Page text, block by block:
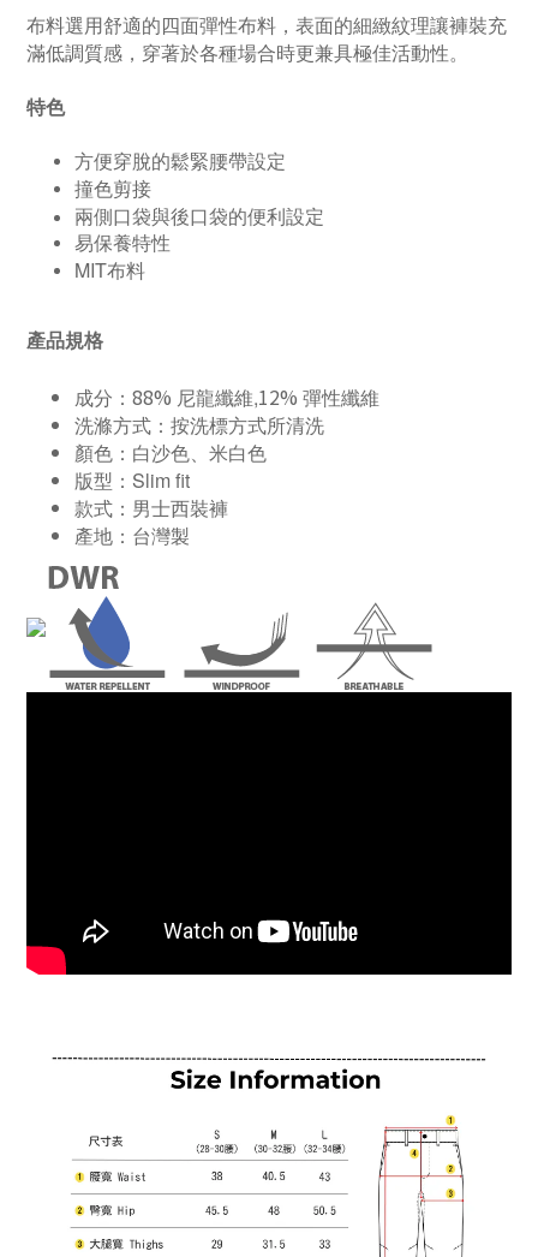
布料選用舒適的四面彈性布料，表面的細緻紋理讓褲裝充
滿低調質感，穿著於各種場合時更兼具極佳活動性。
特色
方便穿脫的鬆緊腰帶設定
撞色剪接
兩側口袋與後口袋的便利設定
易保養特性
MIT布料
產品規格
成分： 88% 尼龍纖維,12% 彈性纖維
洗滌方式：按洗標方式所清洗
顏色：白沙色、米白色
版型：Slim fit
款式：男士西裝褲
產地：台灣製